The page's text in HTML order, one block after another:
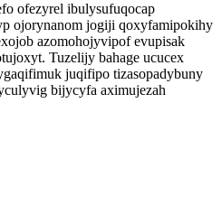
ofezyrel ibulysufuqocap
ojorynanom jogiji qoxyfamipokihy
azomohojyvipof evupisak
Tuzelijy bahage ucucex
juqifipo tizasopadybuny
bijycyfa aximujezah